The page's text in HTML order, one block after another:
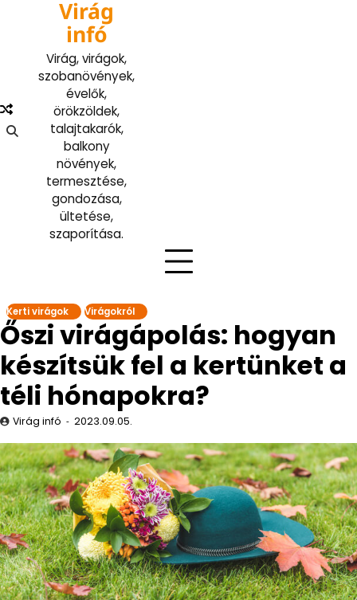
Virág
infó
Virág, virágok,
szobanövények,
évelők,
örökzöldek,
talajtakarók,
balkony
növények,
termesztése,
gondozása,
ültetése,
szaporítása.
Kerti virágok Virágokról
Őszi virágápolás: hogyan
készítsük fel a kertünket a
téli hónapokra?
Virág infó 2023.09.05.